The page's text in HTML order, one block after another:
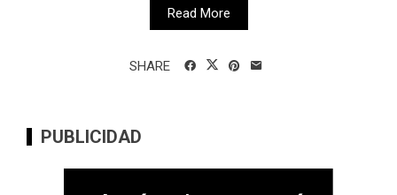
Read More
SHARE
PUBLICIDAD